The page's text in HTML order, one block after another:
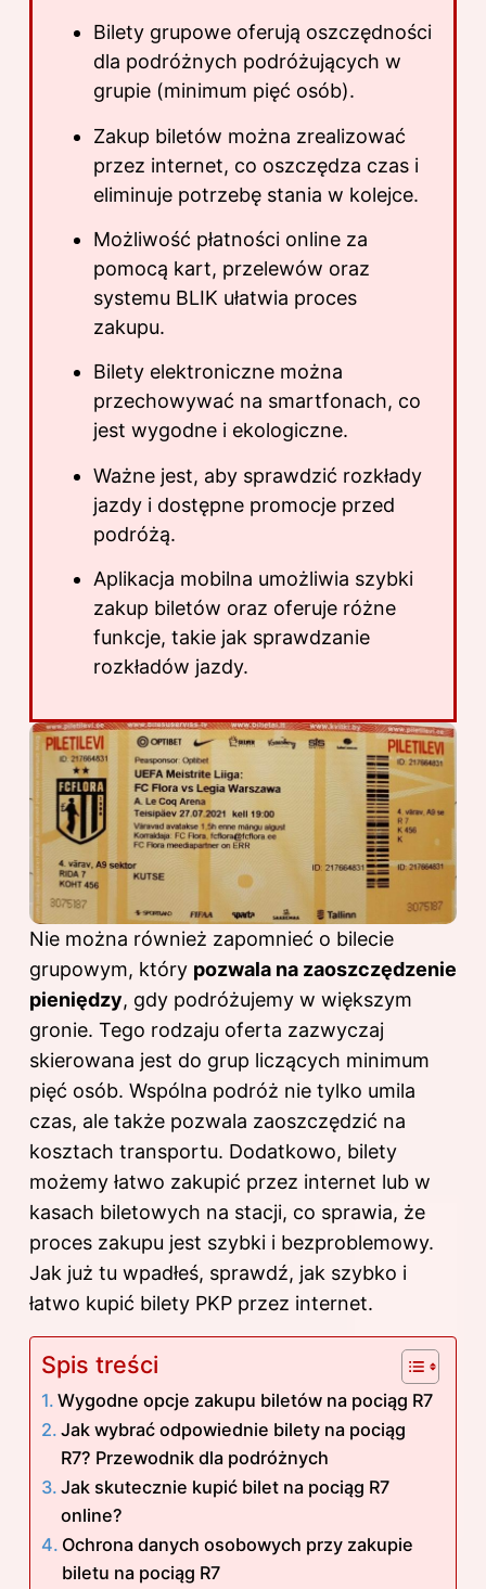
Bilety grupowe oferują oszczędności
dla podróżnych podróżujących w
grupie (minimum pięć osób).
Zakup biletów można zrealizować
przez internet, co oszczędza czas i
eliminuje potrzebę stania w kolejce.
Możliwość płatności online za
pomocą kart, przelewów oraz
systemu BLIK ułatwia proces
zakupu.
Bilety elektroniczne można
przechowywać na smartfonach, co
jest wygodne i ekologiczne.
Ważne jest, aby sprawdzić rozkłady
jazdy i dostępne promocje przed
podróżą.
Aplikacja mobilna umożliwia szybki
zakup biletów oraz oferuje różne
funkcje, takie jak sprawdzanie
rozkładów jazdy.
Nie można również zapomnieć o bilecie
grupowym, który pozwala na zaoszczędzenie
pieniędzy, gdy podróżujemy w większym
gronie. Tego rodzaju oferta zazwyczaj
skierowana jest do grup liczących minimum
pięć osób. Wspólna podróż nie tylko umila
czas, ale także pozwala zaoszczędzić na
kosztach transportu. Dodatkowo, bilety
możemy łatwo zakupić przez internet lub w
kasach biletowych na stacji, co sprawia, że
proces zakupu jest szybki i bezproblemowy.
Jak już tu wpadłeś, sprawdź, jak szybko i
łatwo kupić bilety PKP przez internet.
Spis treści
Wygodne opcje zakupu biletów na pociąg R7
Jak wybrać odpowiednie bilety na pociąg
R7? Przewodnik dla podróżnych
Jak skutecznie kupić bilet na pociąg R7
online?
Ochrona danych osobowych przy zakupie
biletu na pociąg R7